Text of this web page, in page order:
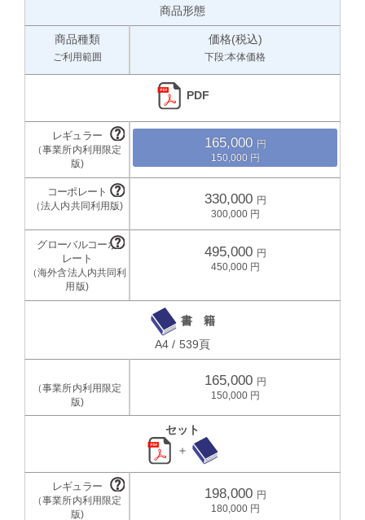
商品形態
商品種類
ご利用範囲
価格(税込)
下段:本体価格
PDF
165,000
150,000
330,000
300,000
495,000
450,000
書 籍
A4 / 539頁
165,000
150,000
セット
＋
198,000
180,000